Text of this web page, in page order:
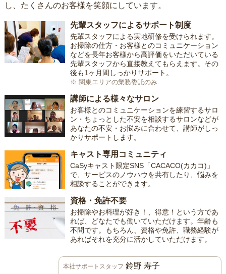
し、たくさんのお客様を笑顔にしています。
先輩スタッフによるサポート制度
先輩スタッフによる実地研修を受けられます。
お掃除の仕方・お客様とのコミュニケーション
などを長年お客様から高評価をいただいている
先輩スタッフから直接教えてもらえます。その
後も1ヶ月間しっかりサポート。
※ 関東エリアの業務委託のみ
講師による様々なサロン
お客様とのコミュニケーションを練習するサロ
ン・ちょっとした不安を相談するサロンなどが
あなたの不安・お悩みに合わせて、講師がしっ
かりサポートします。
キャスト専用コミュニティ
CaSyキャスト限定SNS「CACACO(カカコ)」
で、サービスのノウハウを共有したり、悩みを
相談することができます。
資格・免許不要
お掃除やお料理が好き！、得意！という方であ
れば、どなたでも働いていただけます。年齢も
不問です。もちろん、資格や免許、職務経験が
あればそれを充分に活かしていただけます。
本社サポートスタッフ 鈴野 寿子